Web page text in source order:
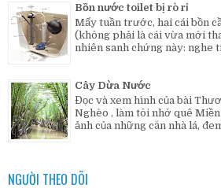
Bồn nước toilet bị rò rỉ
Mấy tuần trước, hai cái bồn
(không phải là cái vừa mới
nhiên sanh chứng này: nghe
Cây Dừa Nước
Đọc và xem hình của bài
Nghèo , làm tôi nhớ quê
ảnh của những căn nhà lá,
NGƯỜI THEO DÕI